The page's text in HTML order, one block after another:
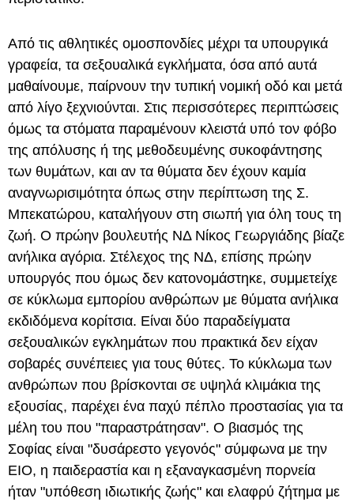
Από τις αθλητικές ομοσπονδίες μέχρι τα υπουργικά
γραφεία, τα σεξουαλικά εγκλήματα, όσα από αυτά
μαθαίνουμε, παίρνουν την τυπική νομική οδό και μετά
από λίγο ξεχνιούνται. Στις περισσότερες περιπτώσεις
όμως τα στόματα παραμένουν κλειστά υπό τον φόβο
της απόλυσης ή της μεθοδευμένης συκοφάντησης
των θυμάτων, και αν τα θύματα δεν έχουν καμία
αναγνωρισιμότητα όπως στην περίπτωση της Σ.
Μπεκατώρου, καταλήγουν στη σιωπή για όλη τους τη
ζωή. Ο πρώην βουλευτής ΝΔ Νίκος Γεωργιάδης βίαζε
ανήλικα αγόρια. Στέλεχος της ΝΔ, επίσης πρώην
υπουργός που όμως δεν κατονομάστηκε, συμμετείχε
σε κύκλωμα εμπορίου ανθρώπων με θύματα ανήλικα
εκδιδόμενα κορίτσια. Είναι δύο παραδείγματα
σεξουαλικών εγκλημάτων που πρακτικά δεν είχαν
σοβαρές συνέπειες για τους θύτες. Το κύκλωμα των
ανθρώπων που βρίσκονται σε υψηλά κλιμάκια της
εξουσίας, παρέχει ένα παχύ πέπλο προστασίας για τα
μέλη του που "παραστράτησαν". Ο βιασμός της
Σοφίας είναι "δυσάρεστο γεγονός" σύμφωνα με την
ΕΙΟ, η παιδεραστία και η εξαναγκασμένη πορνεία
ήταν "υπόθεση ιδιωτικής ζωής" και ελαφρύ ζήτημα με